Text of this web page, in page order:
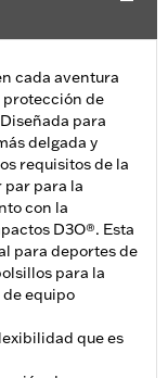
cada aventura
protección de
para
delgada y
requisitos de la
par para la
con la
D3O®. Esta
para deportes de
para la
equipo
que es